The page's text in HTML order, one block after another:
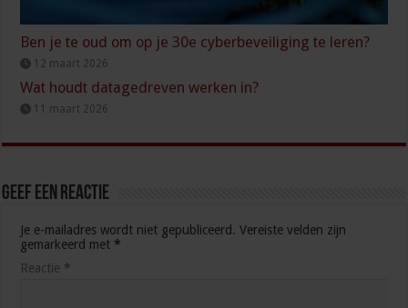
Ben je te oud om op je 30e cyberbeveiliging te leren?
12 maart 2026
Wat houdt datagedreven werken in?
11 maart 2026
Geef een reactie
Je e-mailadres wordt niet gepubliceerd. Vereiste velden zijn
gemarkeerd met *
Reactie *